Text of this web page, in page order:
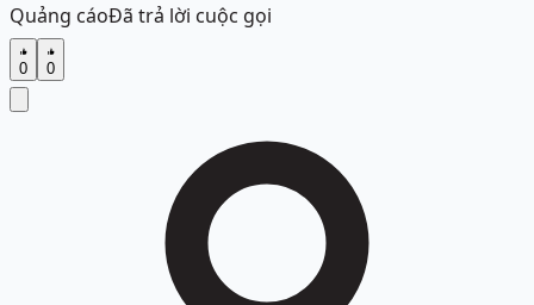
Quảng cáoĐã trả lời cuộc gọi
0 0